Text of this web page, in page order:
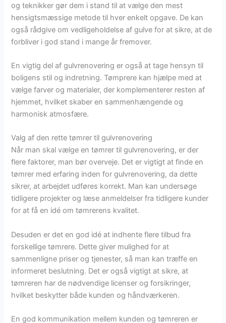
og teknikker gør dem i stand til at vælge den mest
hensigtsmæssige metode til hver enkelt opgave. De kan
også rådgive om vedligeholdelse af gulve for at sikre, at de
forbliver i god stand i mange år fremover.
En vigtig del af gulvrenovering er også at tage hensyn til
boligens stil og indretning. Tømprere kan hjælpe med at
vælge farver og materialer, der komplementerer resten af
hjemmet, hvilket skaber en sammenhængende og
harmonisk atmosfære.
Valg af den rette tømrer til gulvrenovering
Når man skal vælge en tømrer til gulvrenovering, er der
flere faktorer, man bør overveje. Det er vigtigt at finde en
tømrer med erfaring inden for gulvrenovering, da dette
sikrer, at arbejdet udføres korrekt. Man kan undersøge
tidligere projekter og læse anmeldelser fra tidligere kunder
for at få en idé om tømrerens kvalitet.
Desuden er det en god idé at indhente flere tilbud fra
forskellige tømrere. Dette giver mulighed for at
sammenligne priser og tjenester, så man kan træffe en
informeret beslutning. Det er også vigtigt at sikre, at
tømreren har de nødvendige licenser og forsikringer,
hvilket beskytter både kunden og håndværkeren.
En god kommunikation mellem kunden og tømreren er